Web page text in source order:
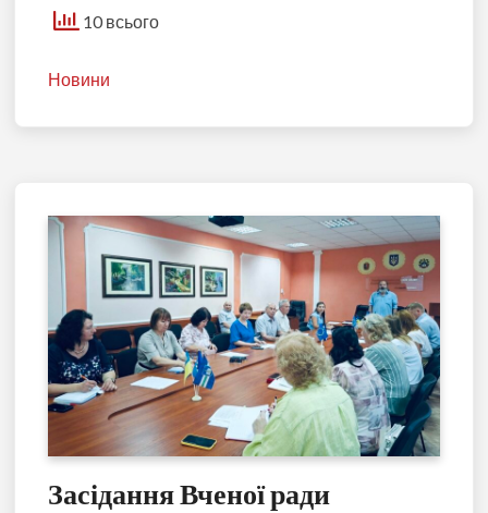
10 всього
Новини
Засідання Вченої ради